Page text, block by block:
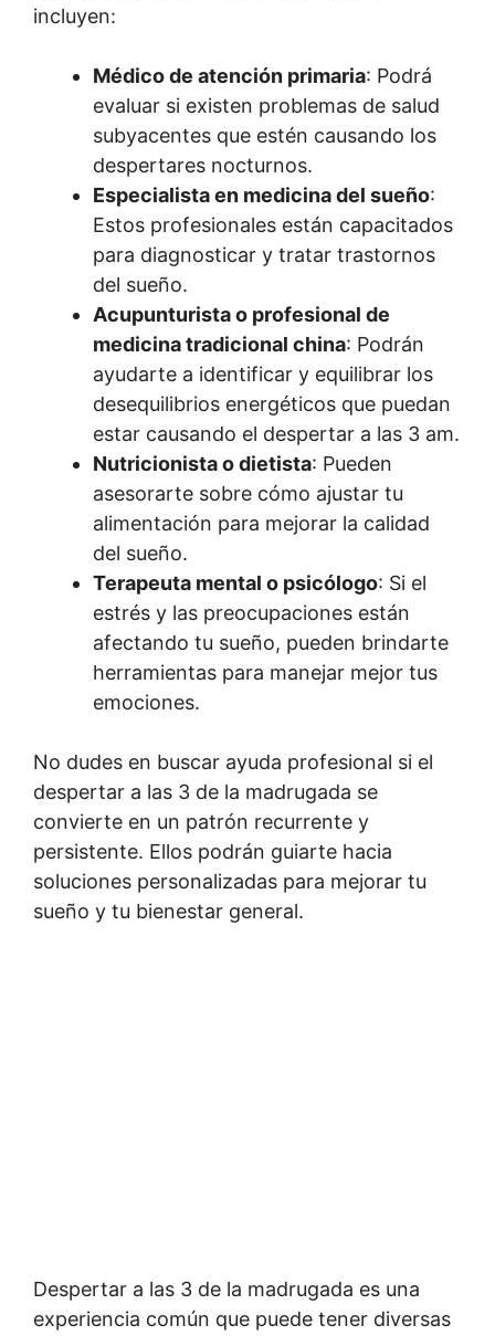
incluyen:
Médico de atención primaria: Podrá
evaluar si existen problemas de salud
subyacentes que estén causando los
despertares nocturnos.
Especialista en medicina del sueño:
Estos profesionales están capacitados
para diagnosticar y tratar trastornos
del sueño.
Acupunturista o profesional de
medicina tradicional china: Podrán
ayudarte a identificar y equilibrar los
desequilibrios energéticos que puedan
estar causando el despertar a las 3 am.
Nutricionista o dietista: Pueden
asesorarte sobre cómo ajustar tu
alimentación para mejorar la calidad
del sueño.
Terapeuta mental o psicólogo: Si el
estrés y las preocupaciones están
afectando tu sueño, pueden brindarte
herramientas para manejar mejor tus
emociones.
No dudes en buscar ayuda profesional si el
despertar a las 3 de la madrugada se
convierte en un patrón recurrente y
persistente. Ellos podrán guiarte hacia
soluciones personalizadas para mejorar tu
sueño y tu bienestar general.
Despertar a las 3 de la madrugada es una
experiencia común que puede tener diversas